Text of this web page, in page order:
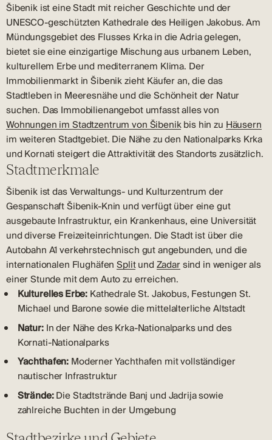
Šibenik ist eine Stadt mit reicher Geschichte und der
UNESCO-geschützten Kathedrale des Heiligen Jakobus. Am
Mündungsgebiet des Flusses Krka in die Adria gelegen,
bietet sie eine einzigartige Mischung aus urbanem Leben,
kulturellem Erbe und mediterranem Klima. Der
Immobilienmarkt in Šibenik zieht Käufer an, die das
Stadtleben in Meeresnähe und die Schönheit der Natur
suchen. Das Immobilienangebot umfasst alles von
Wohnungen im Stadtzentrum von Šibenikbis hin zu Häusern
im weiteren Stadtgebiet. Die Nähe zu den Nationalparks Krka
und Kornati steigert die Attraktivität des Standorts zusätzlich.
Stadtmerkmale
Šibenik ist das Verwaltungs- und Kulturzentrum der
Gespanschaft Šibenik-Knin und verfügt über eine gut
ausgebaute Infrastruktur, ein Krankenhaus, eine Universität
und diverse Freizeiteinrichtungen. Die Stadt ist über die
Autobahn A1 verkehrstechnisch gut angebunden, und die
internationalen FlughäfenSplitund Zadarsind in weniger als
einer Stunde mit dem Auto zu erreichen.
Kulturelles Erbe: Kathedrale St. Jakobus, Festungen St.
Michael und Barone sowie die mittelalterliche Altstadt
Natur:In der Nähe des Krka-Nationalparks und des
Kornati-Nationalparks
Yachthafen: Moderner Yachthafen mit vollständiger
nautischer Infrastruktur
Strände:Die Stadtstrände Banj und Jadrija sowie
zahlreiche Buchten in der Umgebung